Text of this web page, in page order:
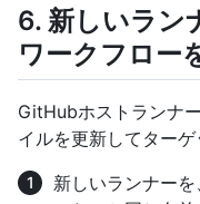
6. 新しいラン
ワークフロー
GitHubホストランナ
イルを更新してターゲ
新しいランナー